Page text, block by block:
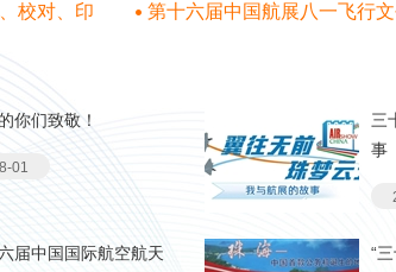
、印 第十六届中国航展八一飞行文创
你们致敬！
01
三
事
届中国国际航空航天
“